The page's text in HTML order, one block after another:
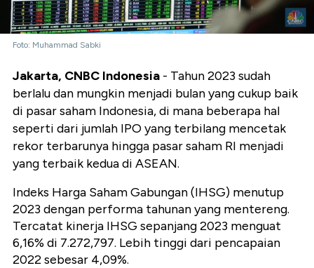
Foto: Muhammad Sabki
Jakarta, CNBC Indonesia - Tahun 2023 sudah
berlalu dan mungkin menjadi bulan yang cukup baik
di pasar saham Indonesia, di mana beberapa hal
seperti dari jumlah IPO yang terbilang mencetak
rekor terbarunya hingga pasar saham RI menjadi
yang terbaik kedua di ASEAN.
Indeks Harga Saham Gabungan (IHSG) menutup
2023 dengan performa tahunan yang mentereng.
Tercatat kinerja IHSG sepanjang 2023 menguat
6,16% di 7.272,797. Lebih tinggi dari pencapaian
2022 sebesar 4,09%.